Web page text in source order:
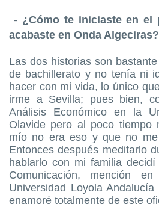
- ¿Cómo te iniciaste en el
acabaste en Onda Algeciras?
Las dos historias son
de bachillerato y no tenía ni
hacer con mi vida, lo único
irme a Sevilla; pues bien,
Análisis Económico en la
Olavide pero al poco
mío no era eso y que no
Entonces después meditarlo
hablarlo con mi familia
Comunicación, mención
Universidad Loyola
enamoré totalmente de este